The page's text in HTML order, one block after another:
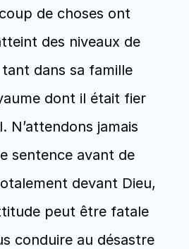
de choses ont
des niveaux de
dans sa famille
dont il était fier
N’attendons jamais
sentence avant de
devant Dieu,
peut être fatale
conduire au désastre